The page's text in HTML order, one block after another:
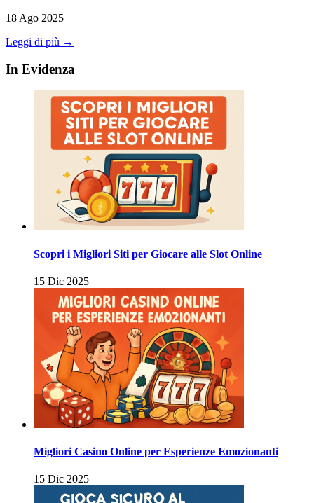
18 Ago 2025
Leggi di più →
In Evidenza
Scopri i Migliori Siti per Giocare alle Slot Online
15 Dic 2025
Migliori Casino Online per Esperienze Emozionanti
15 Dic 2025